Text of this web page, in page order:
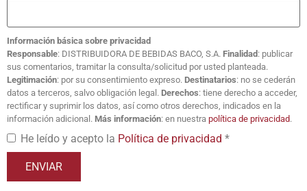
Información básica sobre privacidad
Responsable: DISTRIBUIDORA DE BEBIDAS BACO, S.A. Finalidad : publicar
sus comentarios, tramitar la consulta/solicitud por usted planteada.
Legitimación: por su consentimiento expreso. Destinatarios: no se cederán
datos a terceros, salvo obligación legal. Derechos: tiene derecho a acceder,
rectificar y suprimir los datos, así como otros derechos, indicados en la
información adicional. Más información: en nuestra política de privacidad.
He leído y acepto la Política de privacidad *